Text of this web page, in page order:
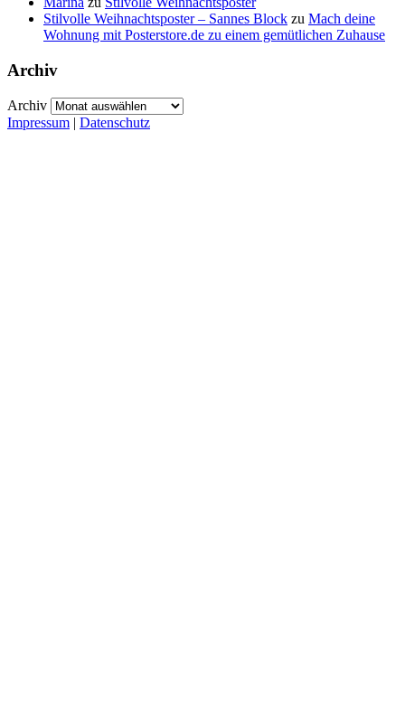
Stilvolle Weihnachtsposter – Sannes Block zu Mach deine
Wohnung mit Posterstore.de zu einem gemütlichen Zuhause
Archiv
Archiv
Impressum | Datenschutz